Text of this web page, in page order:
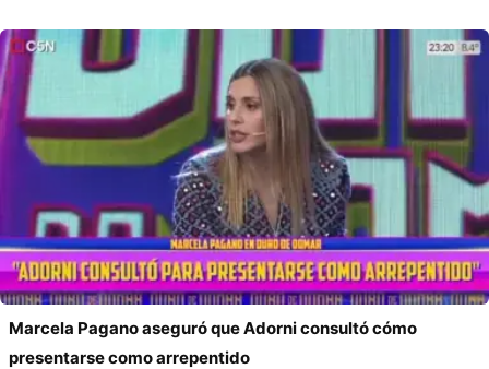
Marcela Pagano aseguró que Adorni consultó cómo
presentarse como arrepentido